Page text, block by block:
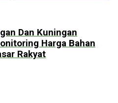
Dan Kuningan
Harga Bahan
Rakyat